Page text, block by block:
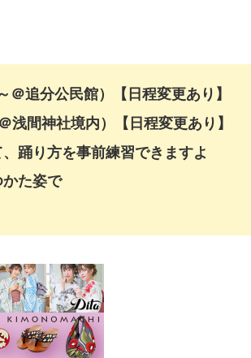
追分公民館）【日程変更あり】
間神社境内）【日程変更あり】
踊り方を事前練習できますよ
かた姿で